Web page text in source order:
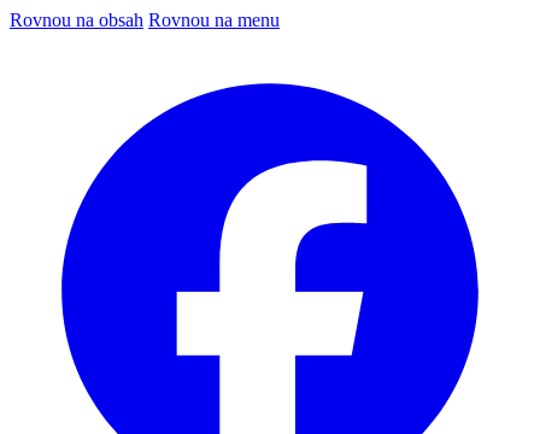
Rovnou na obsah Rovnou na menu